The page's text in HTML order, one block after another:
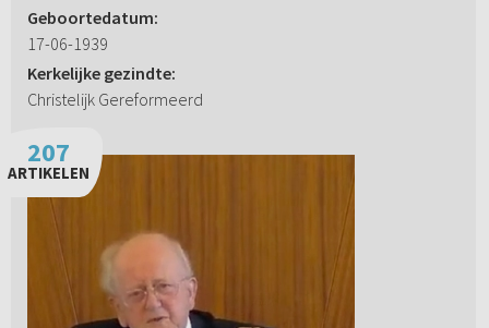
Geboortedatum:
17-06-1939
Kerkelijke gezindte:
Christelijk Gereformeerd
207
ARTIKELEN